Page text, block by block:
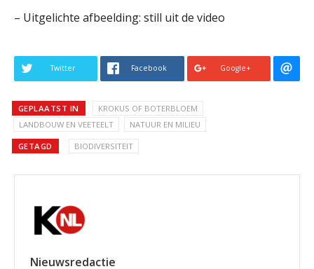
– Uitgelichte afbeelding: still uit de video
Twitter Facebook Google+
GEPLAATST IN
KROKUS OF BOTERBLOEM
LANDBOUW EN VEETEELT
NATUUR EN MILIEU
GETAGD BIODIVERSITEIT
Nieuwsredactie